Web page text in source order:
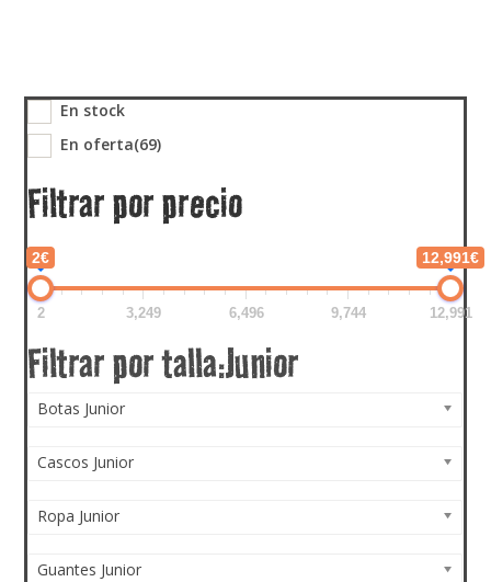
En stock
En oferta(69)
Filtrar por precio
2€ 12,991€
2 3,249 6,496 9,744 12,991
Botas Junior
Cascos Junior
Ropa Junior
Guantes Junior